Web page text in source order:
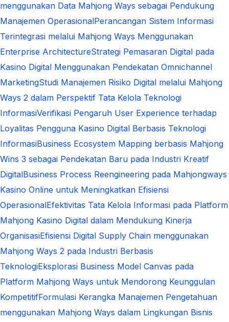
menggunakan Data Mahjong Ways sebagai Pendukung
Manajemen OperasionalPerancangan Sistem Informasi
Terintegrasi melalui Mahjong Ways Menggunakan
Enterprise ArchitectureStrategi Pemasaran Digital pada
Kasino Digital Menggunakan Pendekatan Omnichannel
MarketingStudi Manajemen Risiko Digital melalui Mahjong
Ways 2 dalam Perspektif Tata Kelola Teknologi
InformasiVerifikasi Pengaruh User Experience terhadap
Loyalitas Pengguna Kasino Digital Berbasis Teknologi
InformasiBusiness Ecosystem Mapping berbasis Mahjong
Wins 3 sebagai Pendekatan Baru pada Industri Kreatif
DigitalBusiness Process Reengineering pada Mahjongways
Kasino Online untuk Meningkatkan Efisiensi
OperasionalEfektivitas Tata Kelola Informasi pada Platform
Mahjong Kasino Digital dalam Mendukung Kinerja
OrganisasiEfisiensi Digital Supply Chain menggunakan
Mahjong Ways 2 pada Industri Berbasis
TeknologiEksplorasi Business Model Canvas pada
Platform Mahjong Ways untuk Mendorong Keunggulan
KompetitifFormulasi Kerangka Manajemen Pengetahuan
menggunakan Mahjong Ways dalam Lingkungan Bisnis